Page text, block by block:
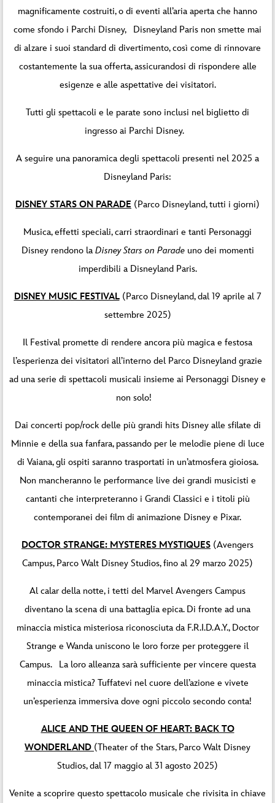
magnificamente costruiti, o di eventi all’aria aperta che hanno
come sfondo i Parchi Disney, Disneyland Paris non smette mai
di alzare i suoi standard di divertimento, così come di rinnovare
costantemente la sua offerta, assicurandosi di rispondere alle
esigenze e alle aspettative dei visitatori.
Tutti gli spettacoli e le parate sono inclusi nel biglietto di
ingresso ai Parchi Disney.
A seguire una panoramica degli spettacoli presenti nel 2025 a
Disneyland Paris:
DISNEY STARS ON PARADE (Parco Disneyland, tutti i giorni)
Musica, effetti speciali, carri straordinari e tanti Personaggi
Disney rendono la Disney Stars on Paradeuno dei momenti
imperdibili a Disneyland Paris.
DISNEY MUSIC FESTIVAL (Parco Disneyland, dal 19 aprile al 7
settembre 2025)
Il Festival promette di rendere ancora più magica e festosa
l’esperienza dei visitatori all’interno del Parco Disneyland grazie
ad una serie di spettacoli musicali insieme ai Personaggi Disney e
non solo!
Dai concerti pop/rock delle più grandi hits Disney alle sfilate di
Minnie e della sua fanfara, passando per le melodie piene di luce
di Vaiana, gli ospiti saranno trasportati in un’atmosfera gioiosa.
Non mancheranno le performance live dei grandi musicisti e
cantanti che interpreteranno i Grandi Classici e i titoli più
contemporanei dei film di animazione Disney e Pixar.
DOCTOR STRANGE: MYSTERES MYSTIQUES (Avengers
Campus, Parco Walt Disney Studios, fino al 29 marzo 2025)
Al calar della notte, i tetti del Marvel Avengers Campus
diventano la scena di una battaglia epica. Di fronte ad una
minaccia mistica misteriosa riconosciuta da F.R.I.D.A.Y., Doctor
Strange e Wanda uniscono le loro forze per proteggere il
Campus. La loro alleanza sarà sufficiente per vincere questa
minaccia mistica? Tuffatevi nel cuore dell’azione e vivete
un’esperienza immersiva dove ogni piccolo secondo conta!
ALICE AND THE QUEEN OF HEART: BACK TO
WONDERLAND (Theater of the Stars, Parco Walt Disney
Studios, dal 17 maggio al 31 agosto 2025)
Venite a scoprire questo spettacolo musicale che rivisita in chiave